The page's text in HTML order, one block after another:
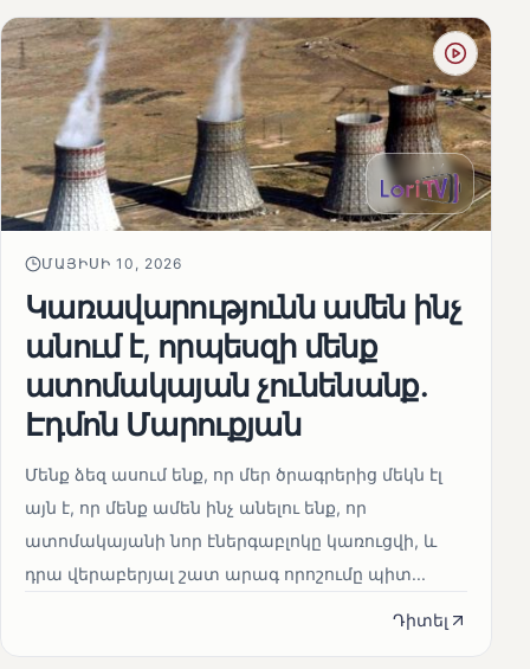
ՄԱՅԻՍԻ 10, 2026
Կառավարությունն ամեն ինչ
անում է, որպեսզի մենք
ատոմակայան չունենանք․
Էդմոն Մարուքյան
Մենք ձեզ ասում ենք, որ մեր ծրագրերից մեկն էլ
այն է, որ մենք ամեն ինչ անելու ենք, որ
ատոմակայանի նոր էներգաբլոկը կառուցվի, և
դրա վերաբերյալ շատ արագ որոշումը պիտ...
Դիտել